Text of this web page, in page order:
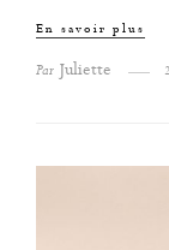
En savoir plus
Par Juliette